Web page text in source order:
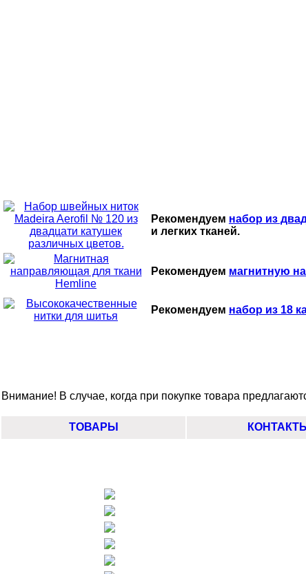
Рекомендуем набор из
и легких тканей.
Рекомендуем магнитную
Рекомендуем набор из 18
Внимание! В случае, когда при покупке товара
ТОВАРЫ КОНТАКТЫ